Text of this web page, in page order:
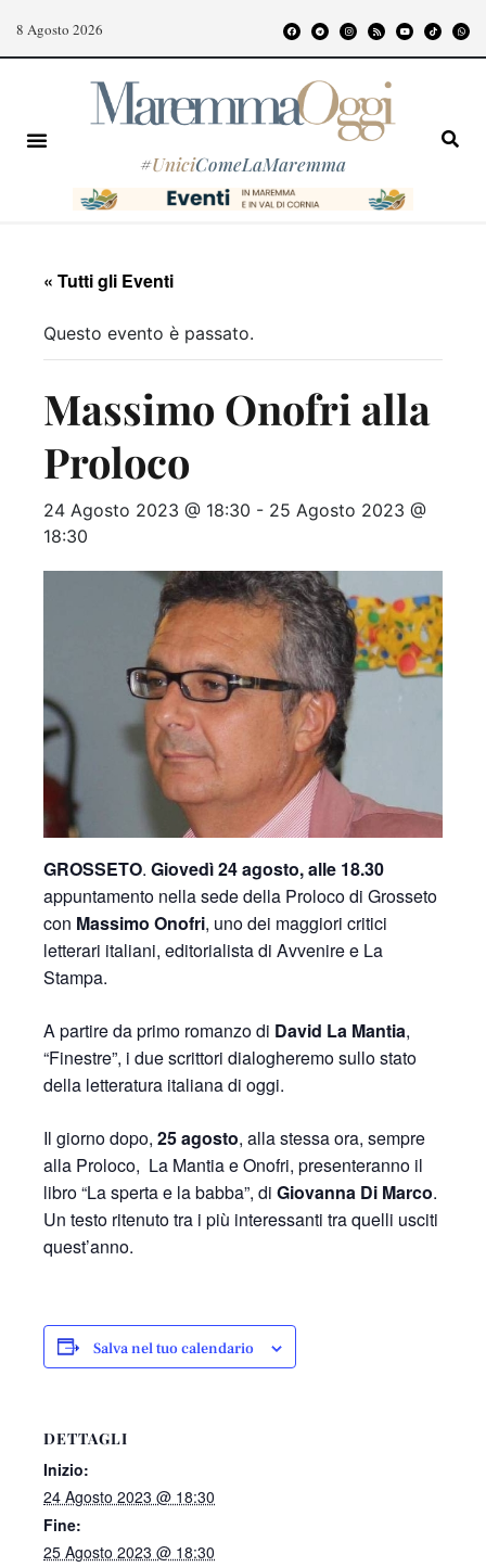
8 Agosto 2026
#UniciComeLaMaremma
« Tutti gli Eventi
Questo evento è passato.
Massimo Onofri alla
Proloco
24 Agosto 2023 @ 18:30 - 25 Agosto 2023 @
18:30
GROSSETO. Giovedì 24 agosto, alle 18.30
appuntamento nella sede della Proloco di Grosseto
con Massimo Onofri, uno dei maggiori critici
letterari italiani, editorialista di Avvenire e La
Stampa.
A partire da primo romanzo di David La Mantia,
“Finestre”, i due scrittori dialogheremo sullo stato
della letteratura italiana di oggi.
Il giorno dopo, 25 agosto, alla stessa ora, sempre
alla Proloco, La Mantia e Onofri, presenteranno il
libro “La sperta e la babba”, di Giovanna Di Marco.
Un testo ritenuto tra i più interessanti tra quelli usciti
quest’anno.
Salva nel tuo calendario
DETTAGLI
Inizio:
24 Agosto 2023 @ 18:30
Fine:
25 Agosto 2023 @ 18:30